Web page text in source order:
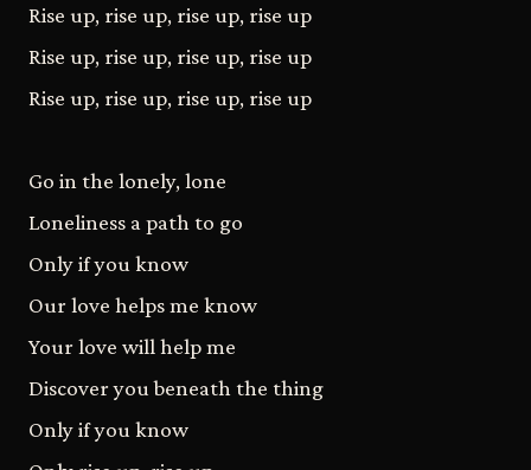
Rise up, rise up, rise up, rise up
Rise up, rise up, rise up, rise up
Rise up, rise up, rise up, rise up
Go in the lonely, lone
Loneliness a path to go
Only if you know
Our love helps me know
Your love will help me
Discover you beneath the thing
Only if you know